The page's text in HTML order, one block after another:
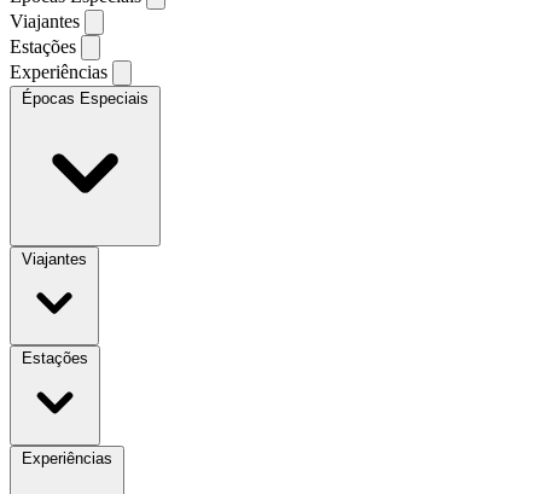
Viajantes
Estações
Experiências
Épocas Especiais
Viajantes
Estações
Experiências